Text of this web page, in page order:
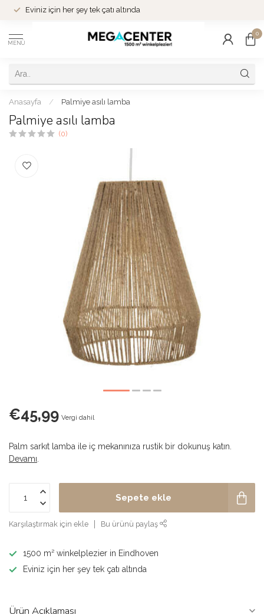
Eviniz için her şey tek çatı altında
MENÜ
0
Anasayfa / Palmiye asılı lamba
Palmiye asılı lamba
(0)
€45,99 Vergi dahil
Palm sarkıt lamba ile iç mekanınıza rustik bir dokunuş katın.
Devamı
Sepete ekle
Karşılaştırmak için ekle Bu ürünü paylaş
1500 m² winkelplezier in Eindhoven
Eviniz için her şey tek çatı altında
Ürün Açıklaması